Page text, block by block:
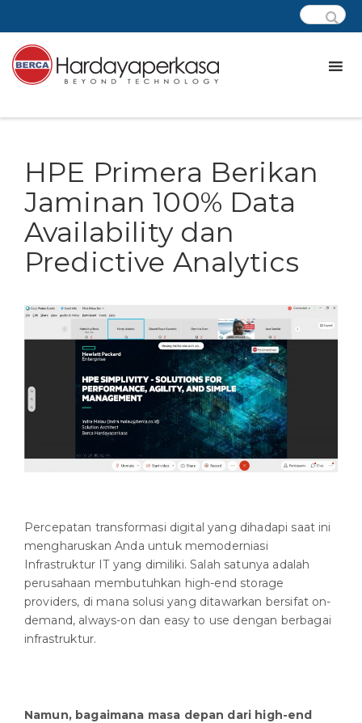
HPE Primera Berikan
Jaminan 100% Data
Availability dan
Predictive Analytics
Percepatan transformasi digital yang dihadapi saat ini
mengharuskan Anda untuk memoderniasi
Infrastruktur IT yang dimiliki. Salah satunya adalah
perusahaan membutuhkan high-end storage
providers, di mana solusi yang ditawarkan bersifat on-
demand, always-on dan easy to use dengan berbagai
infrastruktur.
Namun, bagaimana masa depan dari high-end